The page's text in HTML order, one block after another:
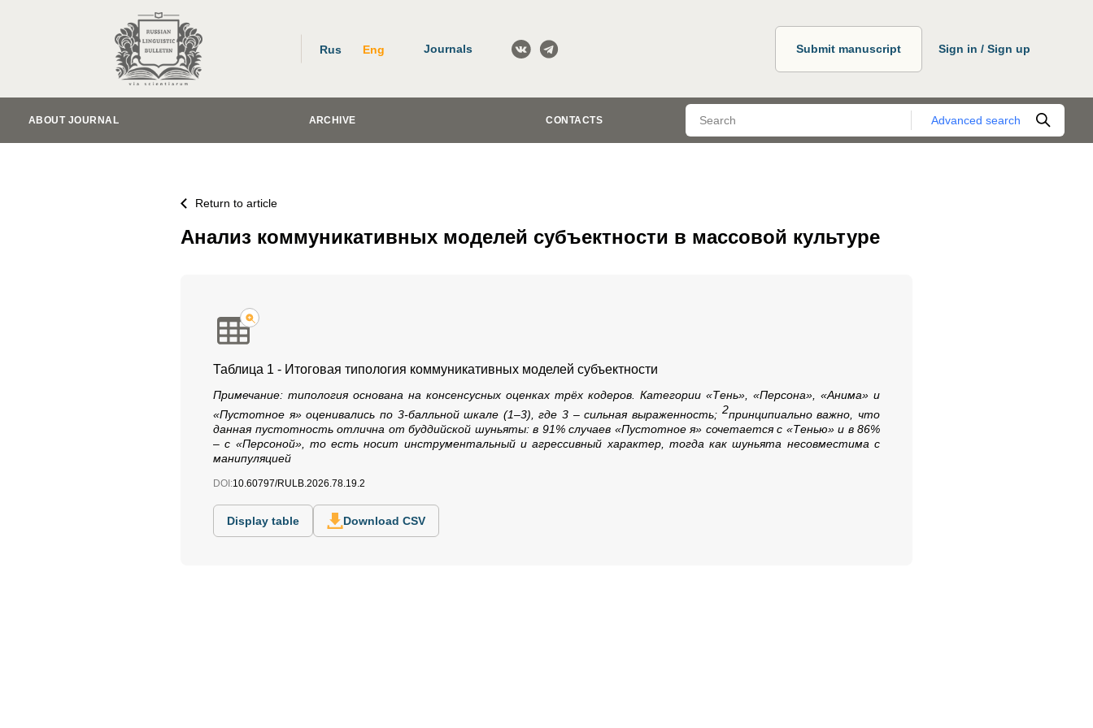
Rus Eng Journals Submit manuscript Sign in / Sign up
ABOUT JOURNAL ARCHIVE CONTACTS Advanced search
Return to article
Анализ коммуникативных моделей субъектности в массовой культуре
Таблица 1 - Итоговая типология коммуникативных моделей субъектности
Примечание: типология основана на консенсусных оценках трёх кодеров. Категории «Тень», «Персона», «Анима» и
«Пустотное я» оценивались по 3‑балльной шкале (1–3), где 3 – сильная выраженность; 2принципиально важно, что
данная пустотность отлична от буддийской шуньяты: в 91% случаев «Пустотное я» сочетается с «Тенью» и в 86%
– с «Персоной», то есть носит инструментальный и агрессивный характер, тогда как шуньята несовместима с
манипуляцией
DOI:10.60797/RULB.2026.78.19.2
Display table Download CSV